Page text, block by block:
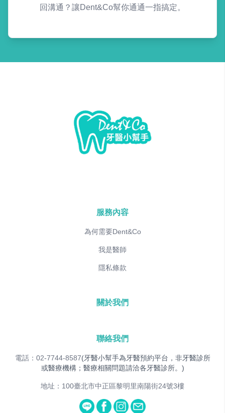
回溝通？讓Dent&Co幫你通通一指搞定。
服務內容
為何需要Dent&Co
我是醫師
隱私條款
關於我們
聯絡我們
電話：02-7744-8587(牙醫小幫手為牙醫預約平台，非牙醫診所
或醫療機構；醫療相關問題請洽各牙醫診所。)
地址：100臺北市中正區黎明里南陽街24號3樓